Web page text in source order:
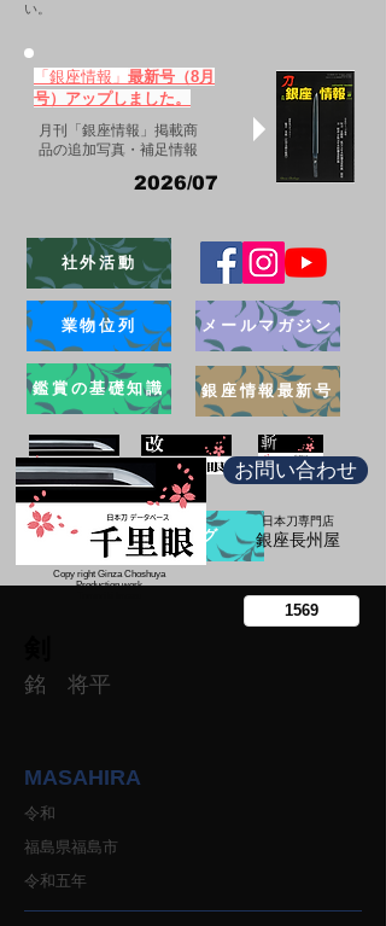
い。
「銀座情報」 最新号（8月
号）アップしました。
月刊「銀座情報」掲載商
品の追加写真・補足情報
2026/07
社外活動
業物位列
鑑賞の基礎知識
メールマガジン
銀座情報最新号
ブログ
お問い合わせ
日本刀専門店
​銀座長州屋
Copy right Ginza Choshuya
Production work
銘 将平
MASAHIRA
令和
福島県福島市
令和五年